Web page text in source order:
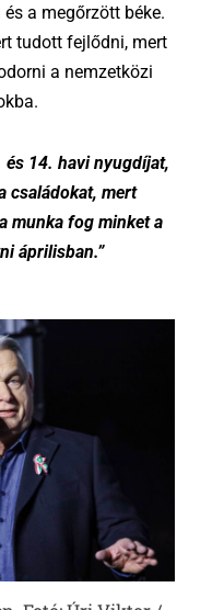
a megőrzött béke.
tudott fejlődni, mert
a nemzetközi
és 14. havi nyugdíjat,
családokat, mert
munka fog minket a
áprilisban.”